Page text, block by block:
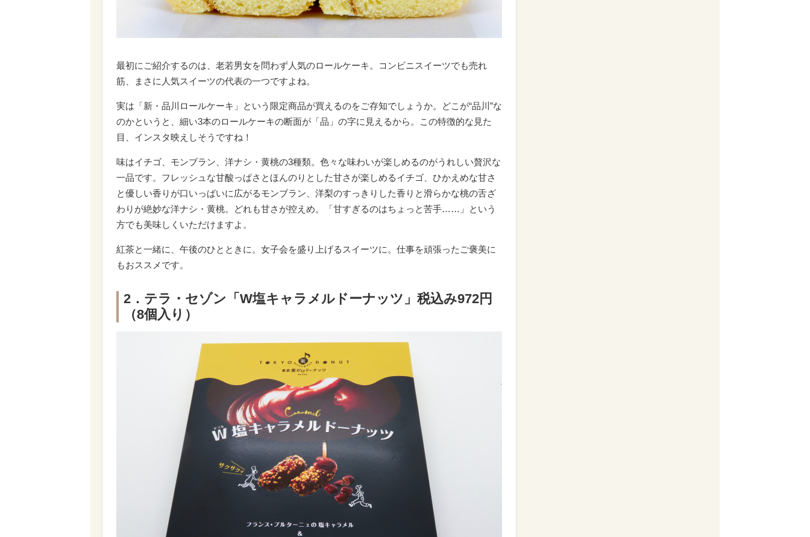
最初にご紹介するのは、老若男女を問わず人気のロールケーキ。コンビニスイーツでも売れ
筋、まさに人気スイーツの代表の一つですよね。
実は「新・品川ロールケーキ」という限定商品が買えるのをご存知でしょうか。どこが“品川”な
のかというと、細い3本のロールケーキの断面が「品」の字に見えるから。この特徴的な見た
目、インスタ映えしそうですね！
味はイチゴ、モンブラン、洋ナシ・黄桃の3種類。色々な味わいが楽しめるのがうれしい贅沢な
一品です。フレッシュな甘酸っぱさとほんのりとした甘さが楽しめるイチゴ、ひかえめな甘さ
と優しい香りが口いっぱいに広がるモンブラン、洋梨のすっきりした香りと滑らかな桃の舌ざ
わりが絶妙な洋ナシ・黄桃。どれも甘さが控えめ。「甘すぎるのはちょっと苦手……」という
方でも美味しくいただけますよ。
紅茶と一緒に、午後のひとときに。女子会を盛り上げるスイーツに。仕事を頑張ったご褒美に
もおススメです。
2．テラ・セゾン「W塩キャラメルドーナッツ」税込み972円
（8個入り）